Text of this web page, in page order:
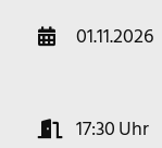
01.11.2026
17:30